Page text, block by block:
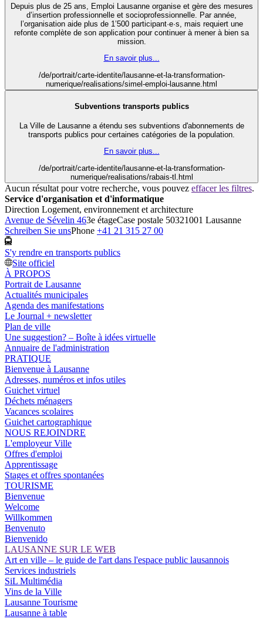
Depuis plus de 25 ans, Emploi Lausanne organise et gère des mesures
d’insertion professionnelle et socioprofessionnelle. Par année,
l’organisation aide plus de 1’500 participant·e·s, mais requiert une
refonte complète de son application pour continuer à mener à bien sa
mission.
En savoir plus...
/de/portrait/carte-identite/lausanne-et-la-transformation-
numerique/realisations/simel-emploi-lausanne.html
Subventions transports publics
La Ville de Lausanne a étendu ses subventions d'abonnements de
transports publics pour certaines catégories de la population.
En savoir plus...
/de/portrait/carte-identite/lausanne-et-la-transformation-
numerique/realisations/rabais-tl.html
Aucun résultat pour votre recherche, vous pouvez effacer les filtres.
Service d'organisation et d'informatique
Direction Logement, environnement et architecture
Avenue de Sévelin 463e étageCase postale 50321001 Lausanne
Schreiben Sie unsPhone +41 21 315 27 00
S'y rendre en transports publics
Site officiel
À PROPOS
Portrait de Lausanne
Actualités municipales
Agenda des manifestations
Le Journal + newsletter
Plan de ville
Une suggestion? – Boîte à idées virtuelle
Annuaire de l'administration
PRATIQUE
Bienvenue à Lausanne
Adresses, numéros et infos utiles
Guichet virtuel
Déchets ménagers
Vacances scolaires
Guichet cartographique
NOUS REJOINDRE
L'employeur Ville
Offres d'emploi
Apprentissage
Stages et offres spontanées
TOURISME
Bienvenue
Welcome
Willkommen
Benvenuto
Bienvenido
LAUSANNE SUR LE WEB
Art en ville – le guide de l'art dans l'espace public lausannois
Services industriels
SiL Multimédia
Vins de la Ville
Lausanne Tourisme
Lausanne à table